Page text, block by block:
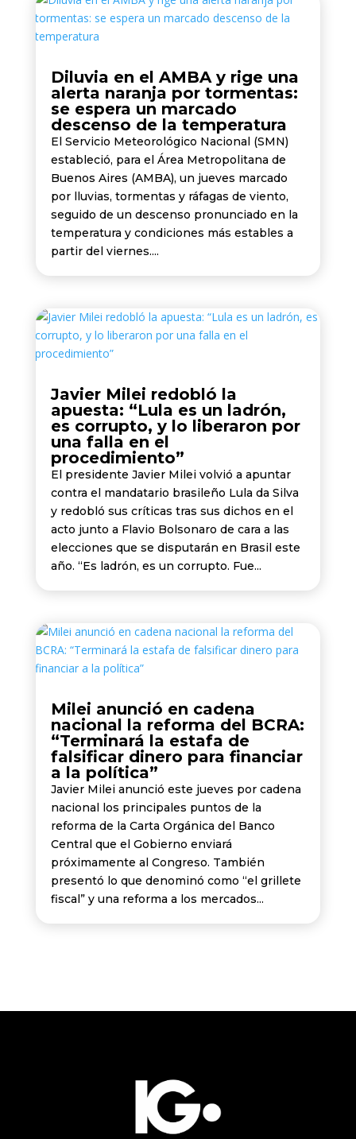
Diluvia en el AMBA y rige una
alerta naranja por tormentas:
se espera un marcado
descenso de la temperatura
El Servicio Meteorológico Nacional (SMN)
estableció, para el Área Metropolitana de
Buenos Aires (AMBA), un jueves marcado
por lluvias, tormentas y ráfagas de viento,
seguido de un descenso pronunciado en la
temperatura y condiciones más estables a
partir del viernes....
Javier Milei redobló la
apuesta: “Lula es un ladrón,
es corrupto, y lo liberaron por
una falla en el
procedimiento”
El presidente Javier Milei volvió a apuntar
contra el mandatario brasileño Lula da Silva
y redobló sus críticas tras sus dichos en el
acto junto a Flavio Bolsonaro de cara a las
elecciones que se disputarán en Brasil este
año. “Es ladrón, es un corrupto. Fue...
Milei anunció en cadena
nacional la reforma del BCRA:
“Terminará la estafa de
falsificar dinero para financiar
a la política”
Javier Milei anunció este jueves por cadena
nacional los principales puntos de la
reforma de la Carta Orgánica del Banco
Central que el Gobierno enviará
próximamente al Congreso. También
presentó lo que denominó como “el grillete
fiscal” y una reforma a los mercados...